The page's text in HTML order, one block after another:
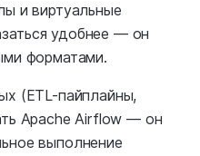
и виртуальные
удобнее — он
форматами.
(ETL-пайплайны,
Apache Airflow — он
выполнение